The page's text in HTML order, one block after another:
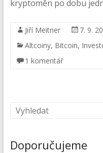
kryptoměn po dobu
Jiří Meitner
7. 9.
Altcoiny, Bitcoin,
1 komentář
Doporučujeme